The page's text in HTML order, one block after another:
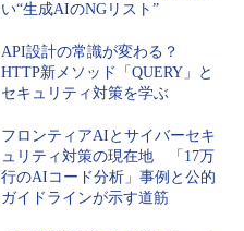
い“生成AIのNGリスト”
API設計の常識が変わる？
HTTP新メソッド「QUERY」と
セキュリティ対策を学ぶ
フロンティアAIとサイバーセキ
ュリティ対策の現在地 「17万
行のAIコード分析」事例と公的
ガイドラインが示す道筋